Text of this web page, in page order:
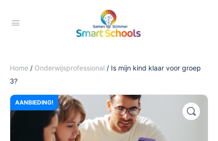
Home / Onderwijsprofessional / Is mijn kind klaar voor groep
3?
AANBIEDING!